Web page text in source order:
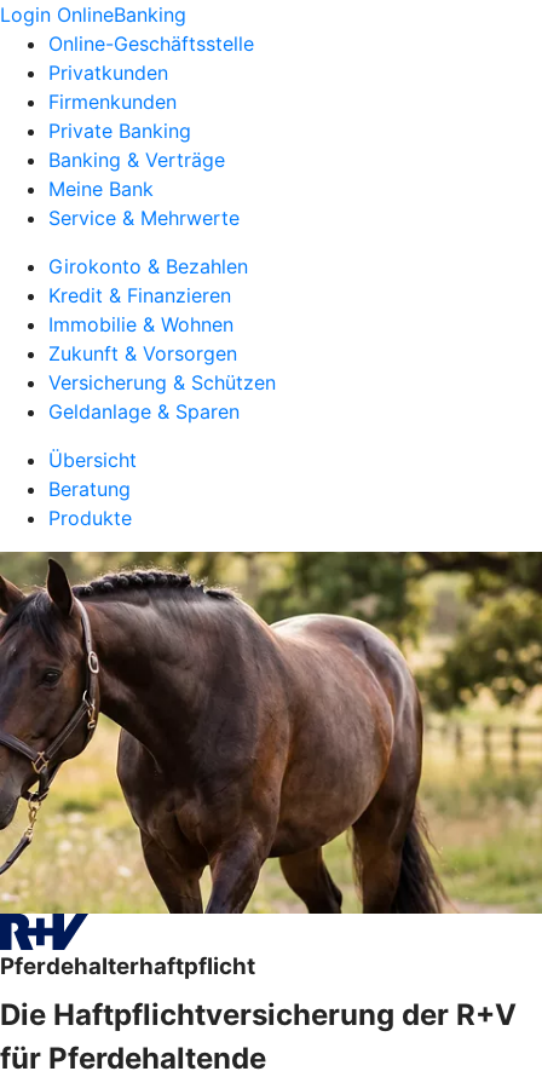
Login OnlineBanking
Online-Geschäftsstelle
Privatkunden
Firmenkunden
Private Banking
Banking & Verträge
Meine Bank
Service & Mehrwerte
Girokonto & Bezahlen
Kredit & Finanzieren
Immobilie & Wohnen
Zukunft & Vorsorgen
Versicherung & Schützen
Geldanlage & Sparen
Übersicht
Beratung
Produkte
Pferdehalterhaftpflicht
Die Haftpflichtversicherung der R+V
für Pferdehaltende